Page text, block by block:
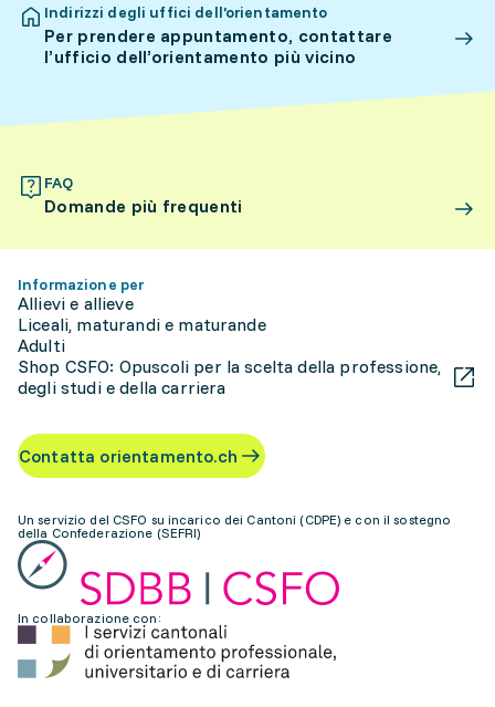
Indirizzi degli uffici dell’orientamento
Per prendere appuntamento, contattare
l’ufficio dell’orientamento più vicino
FAQ
Domande più frequenti
Informazione per
Allievi e allieve
Liceali, maturandi e maturande
Adulti
Shop CSFO: Opuscoli per la scelta della professione,
degli studi e della carriera
Contatta orientamento.ch
Un servizio del CSFO su incarico dei Cantoni (CDPE) e con il sostegno
della Confederazione (SEFRI)
In collaborazione con: